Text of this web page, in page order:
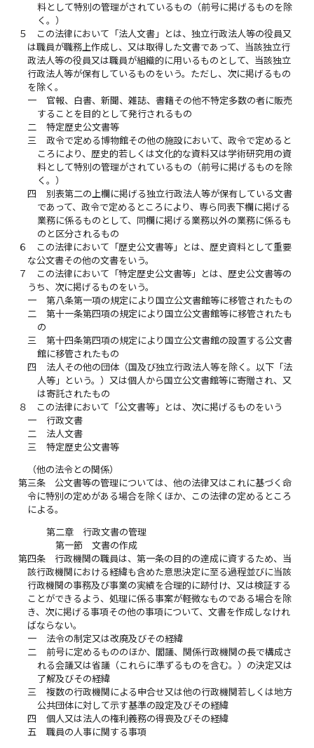
料として特別の管理がされているもの（前号に掲げるものを除
く。）
５
この法律において「法人文書」とは、独立行政法人等の役員又
は職員が職務上作成し、又は取得した文書であって、当該独立行
政法人等の役員又は職員が組織的に用いるものとして、当該独立
行政法人等が保有しているものをいう。ただし、次に掲げるもの
を除く。
一
官報、白書、新聞、雑誌、書籍その他不特定多数の者に販売
することを目的として発行されるもの
二
特定歴史公文書等
三
政令で定める博物館その他の施設において、政令で定めると
ころにより、歴史的若しくは文化的な資料又は学術研究用の資
料として特別の管理がされているもの（前号に掲げるものを除
く。）
四
別表第二の上欄に掲げる独立行政法人等が保有している文書
であって、政令で定めるところにより、専ら同表下欄に掲げる
業務に係るものとして、同欄に掲げる業務以外の業務に係るも
のと区分されるもの
６
この法律において「歴史公文書等」とは、歴史資料として重要
な公文書その他の文書をいう。
７
この法律において「特定歴史公文書等」とは、歴史公文書等の
うち、次に掲げるものをいう。
一
第八条第一項の規定により国立公文書館等に移管されたもの
二
第十一条第四項の規定により国立公文書館等に移管されたも
の
三
第十四条第四項の規定により国立公文書館の設置する公文書
館に移管されたもの
四
法人その他の団体（国及び独立行政法人等を除く。以下「法
人等」という。）又は個人から国立公文書館等に寄贈され、又
は寄託されたもの
８
この法律において「公文書等」とは、次に掲げるものをいう
一
行政文書
二
法人文書
三
特定歴史公文書等
（他の法令との関係）
第三条
公文書等の管理については、他の法律又はこれに基づく命
令に特別の定めがある場合を除くほか、この法律の定めるところ
による。
第二章 行政文書の管理
第一節 文書の作成
第四条
行政機関の職員は、第一条の目的の達成に資するため、当
該行政機関における経緯も含めた意思決定に至る過程並びに当該
行政機関の事務及び事業の実績を合理的に跡付け、又は検証する
ことができるよう、処理に係る事案が軽微なものである場合を除
き、次に掲げる事項その他の事項について、文書を作成しなけれ
ばならない。
一
法令の制定又は改廃及びその経緯
二
前号に定めるもののほか、閣議、関係行政機関の長で構成さ
れる会議又は省議（これらに準ずるものを含む。）の決定又は
了解及びその経緯
三
複数の行政機関による申合せ又は他の行政機関若しくは地方
公共団体に対して示す基準の設定及びその経緯
四
個人又は法人の権利義務の得喪及びその経緯
五
職員の人事に関する事項